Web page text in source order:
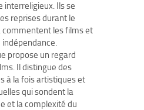
interreligieux. Ils se
reprises durant le
commentent les films et
propose un regard
Il distingue des
à la fois artistiques et
qui sondent la
et la complexité du